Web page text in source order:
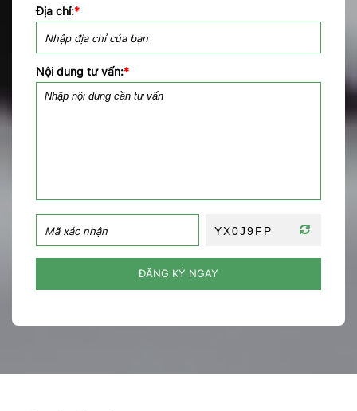
Địa chỉ:*
Nội dung tư vấn:*
ĐĂNG KÝ NGAY